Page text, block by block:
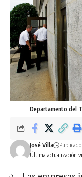
Departamento del
Última actualización
José Villa